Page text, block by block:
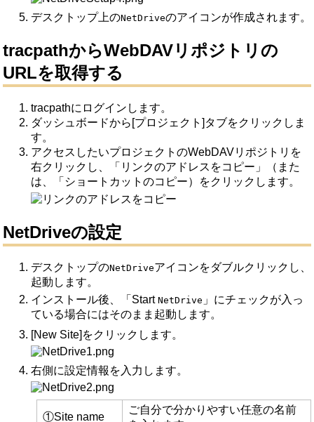
デスクトップ上のNetDriveのアイコンが作成されます。
tracpathからWebDAVリポジトリの
URLを取得する
tracpathにログインします。
ダッシュボードから[プロジェクト]タブをクリックしま
す。
アクセスしたいプロジェクトのWebDAVリポジトリを
右クリックし、「リンクのアドレスをコピー」（また
は、「ショートカットのコピー）をクリックします。
NetDriveの設定
デスクトップのNetDriveアイコンをダブルクリックし、
起動します。
インストール後、「Start NetDrive 」にチェックが入っ
ている場合にはそのまま起動します。
[New Site]をクリックします。
右側に設定情報を入力します。
①Site name
ご自分で分かりやすい任意の名前